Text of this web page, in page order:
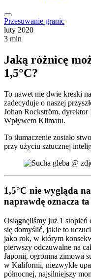
Przesuwanie granic
luty 2020
3 min
Jaką różnicę
1,5°C?
To nawet nie dwie kreski
zadecyduje o naszej
Johan Rockström, dyrektor
Wpływem Klimatu.
To tłumaczenie zostało
przy użyciu sztucznej
1,5°C nie wygląda
naprawdę oznacza
Osiągnęliśmy już 1 stopień
się domyślić, jakie to
jako rok, w którym
pierwszy odczuwalne na
Japonii, ogromna zimowa
w Kalifornii, niezwykłe
północnej, najsilniejszy